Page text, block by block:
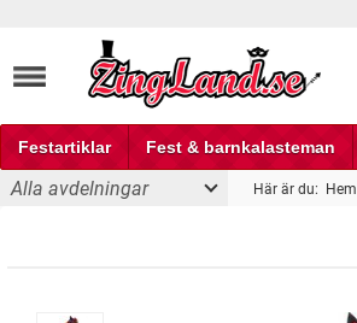
Festartiklar Fest & barnkalasteman
Fest och partyprylar
Alla avdelningar Här är du: Hem